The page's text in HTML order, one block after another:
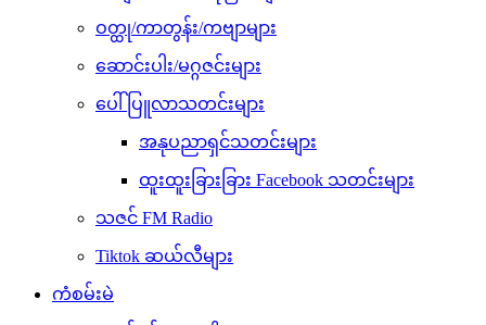
ဝတ္ထု/ကာတွန်း/ကဗျာများ
ဆောင်းပါး/မဂ္ဂဇင်းများ
ပေါ်ပြူလာသတင်းများ
အနုပညာရှင်သတင်းများ
ထူးထူးခြားခြား Facebook သတင်းများ
သဇင် FM Radio
Tiktok ဆယ်လီများ
ကံစမ်းမဲ